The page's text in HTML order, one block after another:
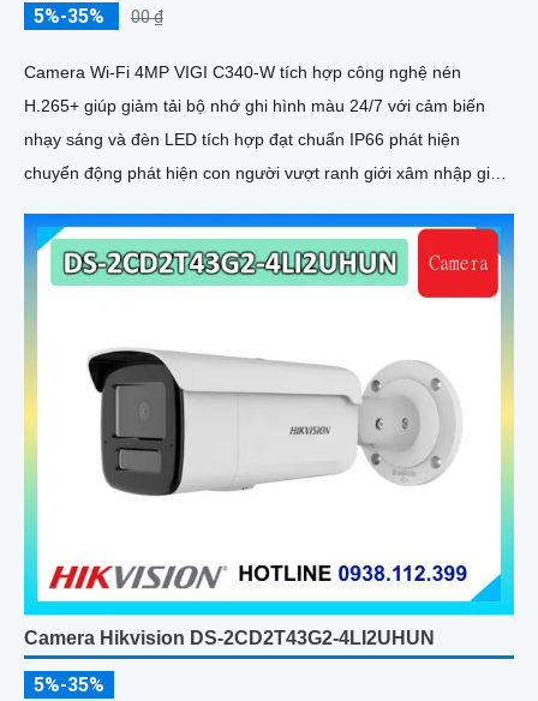
5%-35% 00 ₫
Camera Wi-Fi 4MP VIGI C340-W tích hợp công nghệ nén
H.265+ giúp giảm tải bộ nhớ ghi hình màu 24/7 với cảm biến
nhạy sáng và đèn LED tích hợp đạt chuẩn IP66 phát hiện
chuyển động phát hiện con người vượt ranh giới xâm nhập giả
Camera Hikvision DS-2CD2T43G2-4LI2UHUN
5%-35%